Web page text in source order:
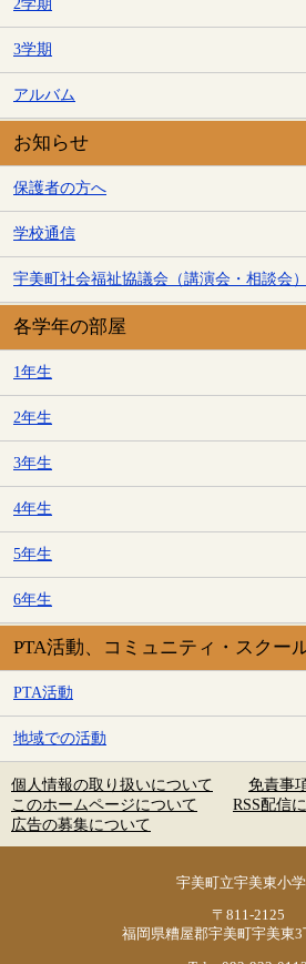
2学期
3学期
アルバム
お知らせ
保護者の方へ
学校通信
宇美町社会福祉協議会（講演会・相談会）
各学年の部屋
1年生
2年生
3年生
4年生
5年生
6年生
PTA活動、コミュニティ・スクー
PTA活動
地域での活動
個人情報の取り扱いについて
免責事
このホームページについて
RSS配信
広告の募集について
宇美町立宇美東小
〒811-2125
福岡県糟屋郡宇美町宇美東3